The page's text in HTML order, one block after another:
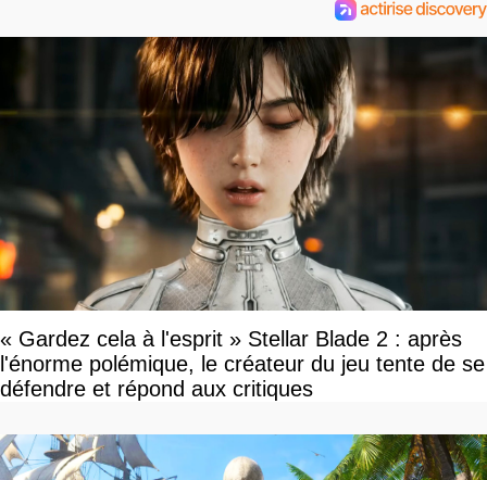
« Gardez cela à l'esprit » Stellar Blade 2 : après
l'énorme polémique, le créateur du jeu tente de se
défendre et répond aux critiques